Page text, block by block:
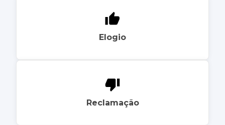
Elogio
Reclamação